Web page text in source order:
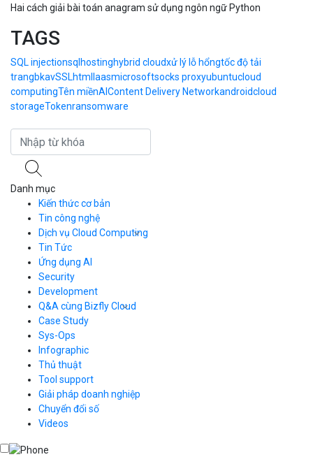
Hai cách giải bài toán anagram sử dụng ngôn ngữ Python
TAGS
SQL injectionsql hostinghybrid cloudxử lý lỗ hổngtốc độ tải
trangbkavSSLhtml Iaasmicrosoftsocks proxyubuntucloud
computingTên miềnAI Content Delivery Networkandroidcloud
storageTokenransomware
Danh mục
Kiến thức cơ bản
Tin công nghệ
Dịch vụ Cloud Computing
Cloud Server
CDN
Load Balancer
Auto Scaling
Container Registry
Kubernetes
Cloud Database
Call Center
Business Email
Simple Storage
VOD
VPN
Traffic Manager
Cloud VPS
Tin Tức
Ứng dụng AI
Security
Development
Q&A cùng Bizfly Cloud
Q&A về Bizfly Cloud Server
Thao tác kết nối tới server
Videos
Q&A về Bizfly Business Email
Videos
Case Study
Sys-Ops
Infographic
Thủ thuật
Tool support
Giải pháp doanh nghiệp
Chuyển đổi số
Videos